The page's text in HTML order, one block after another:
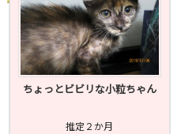
ちょっとビビリな小粒ちゃん
推定２か月